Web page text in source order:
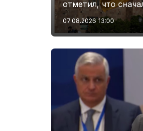
отметил, что
07.08.2026 13:00